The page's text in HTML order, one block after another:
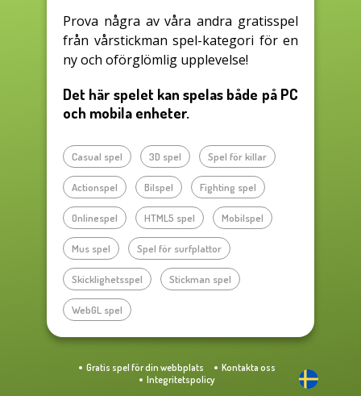
Prova några av våra andra gratisspel
från vårstickman spel-kategori för en
ny och oförglömlig upplevelse!
Det här spelet kan spelas både på PC
och mobila enheter.
Casual spel 3D spel Spel för killar
Actionspel Bilspel Fighting spel
Onlinespel HTML5 spel Mobilspel
Mus spel Spel för surfplattor
Skicklighetsspel Stickman spel
WebGL spel
Gratis spel för din webbplats
Kontakta oss
Integritetspolicy